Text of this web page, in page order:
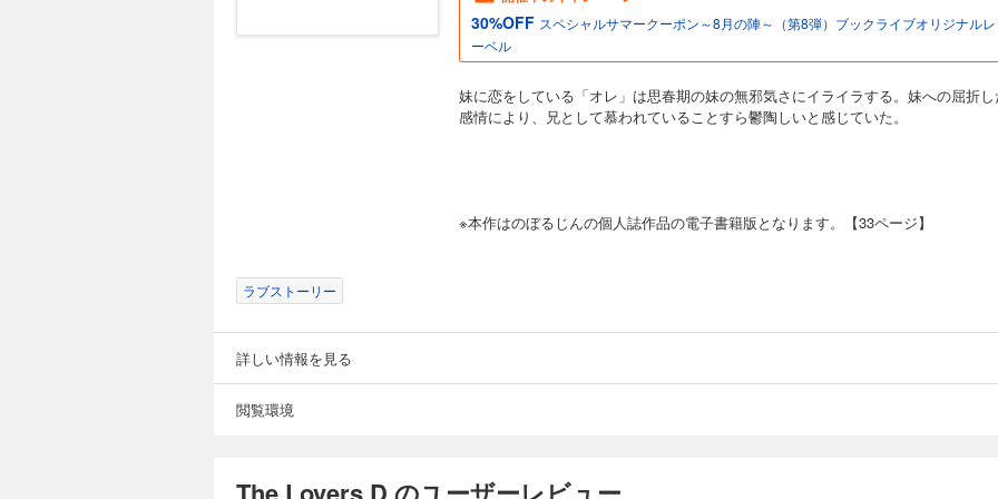
30%OFF スペシャルサマークーポン～8月の陣～（第8弾）ブックライブオリジナルレ
ーベル
妹に恋をしている「オレ」は思春期の妹の無邪気さにイライラする。妹への屈折
感情により、兄として慕われていることすら鬱陶しいと感じていた。
※本作はのぼるじんの個人誌作品の電子書籍版となります。【33ページ】
ラブストーリー
詳しい情報を見る
閲覧環境